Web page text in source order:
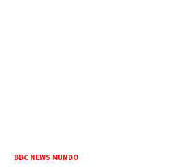
BBC NEWS MUNDO